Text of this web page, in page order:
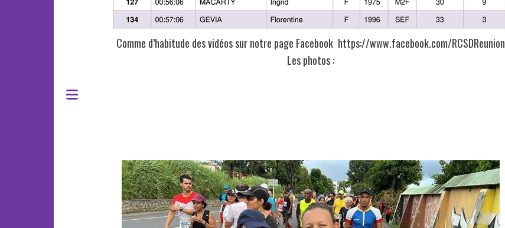
Comme d’habitude des vidéos sur notre page Facebook https://www.facebook.com/RCSDReunion
Les photos :
20230326 10km Ste